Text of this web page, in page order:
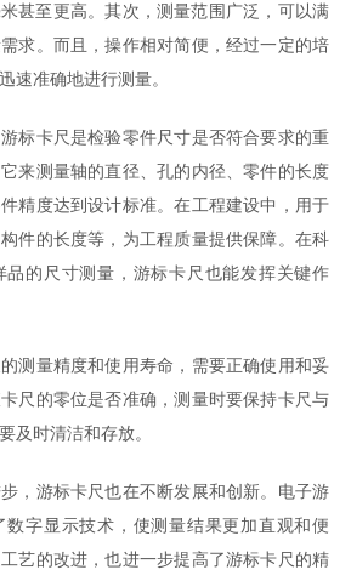
甚至更高。其次，测量范围广泛，可以满
求。而且，操作相对简便，经过一定的培
速准确地进行测量。
卡尺是检验零件尺寸是否符合要求的重
来测量轴的直径、孔的内径、零件的长度
精度达到设计标准。在工程建设中，用于
件的长度等，为工程质量提供保障。在科
品的尺寸测量，游标卡尺也能发挥关键作
量精度和使用寿命，需要正确使用和妥
尺的零位是否准确，测量时要保持卡尺与
及时清洁和存放。
游标卡尺也在不断发展和创新。电子游
字显示技术，使测量结果更加直观和便
艺的改进，也进一步提高了游标卡尺的精